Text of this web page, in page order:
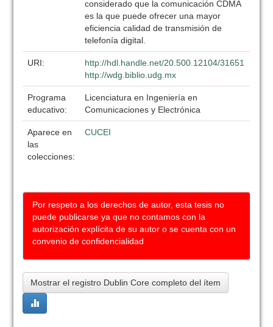
considerado que la comunicación CDMA
es la que puede ofrecer una mayor
eficiencia calidad de transmisión de
telefonía digital.
URI:
http://hdl.handle.net/20.500.12104/31651
http://wdg.biblio.udg.mx
Programa
educativo:
Licenciatura en Ingeniería en
Comunicaciones y Electrónica
Aparece en
las
colecciones:
CUCEI
Por respeto a los derechos de autor, esta tesis no
puede publicarse ya que no contamos con la
autorización explícita de su autor o se cuenta con un
convenio de confidencialidad
Mostrar el registro Dublin Core completo del ítem